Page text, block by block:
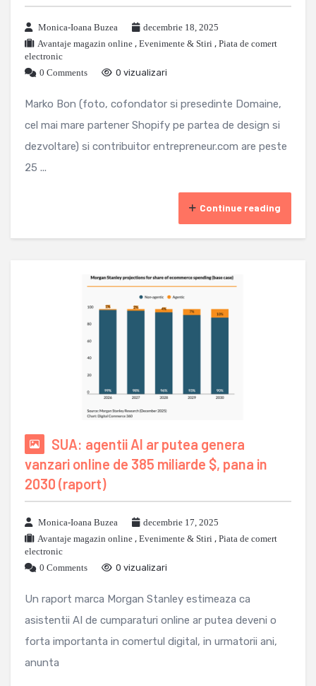
Monica-Ioana Buzea
decembrie 18, 2025
Avantaje magazin online , Evenimente & Stiri , Piata de comert
electronic
0 Comments
0 vizualizari
Marko Bon (foto, cofondator si presedinte Domaine,
cel mai mare partener Shopify pe partea de design si
dezvoltare) si contribuitor entrepreneur.com are peste
25 ...
Continue reading
SUA: agentii AI ar putea genera
vanzari online de 385 miliarde $, pana in
2030 (raport)
Monica-Ioana Buzea
decembrie 17, 2025
Avantaje magazin online , Evenimente & Stiri , Piata de comert
electronic
0 Comments
0 vizualizari
Un raport marca Morgan Stanley estimeaza ca
asistentii AI de cumparaturi online ar putea deveni o
forta importanta in comertul digital, in urmatorii ani,
anunta